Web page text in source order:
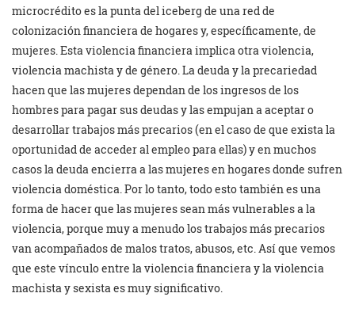
microcrédito es la punta del iceberg de una red de
colonización financiera de hogares y, específicamente, de
mujeres. Esta violencia financiera implica otra violencia,
violencia machista y de género. La deuda y la precariedad
hacen que las mujeres dependan de los ingresos de los
hombres para pagar sus deudas y las empujan a aceptar o
desarrollar trabajos más precarios (en el caso de que exista la
oportunidad de acceder al empleo para ellas) y en muchos
casos la deuda encierra a las mujeres en hogares donde sufren
violencia doméstica. Por lo tanto, todo esto también es una
forma de hacer que las mujeres sean más vulnerables a la
violencia, porque muy a menudo los trabajos más precarios
van acompañados de malos tratos, abusos, etc. Así que vemos
que este vínculo entre la violencia financiera y la violencia
machista y sexista es muy significativo.